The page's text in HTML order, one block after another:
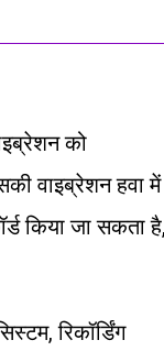
को
वाइब्रेशन हवा में
किया जा सकता
रिकॉर्डिंग